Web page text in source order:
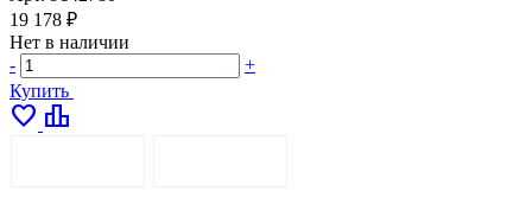
19 178 ₽
Нет в наличии
-
+
Купить
favorite leaderboard